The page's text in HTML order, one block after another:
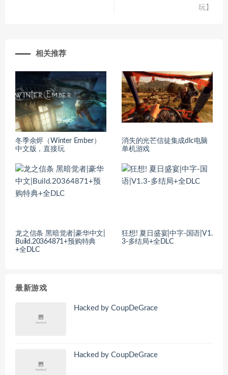
玩】
相关推荐
冬季余烬（Winter Ember）
中文版，直接玩
消失的光芒信徒集成dlc电脑
单机游戏
龙之信条 黑暗觉者|豪华中文|
Build.20364871+预购特典
+全DLC
狂想! 夏日盛宴|中字-国语|V1.
3-多结局+全DLC
最新游戏
Hacked by CoupDeGrace
Hacked by CoupDeGrace